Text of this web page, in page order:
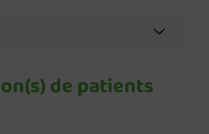
de patients